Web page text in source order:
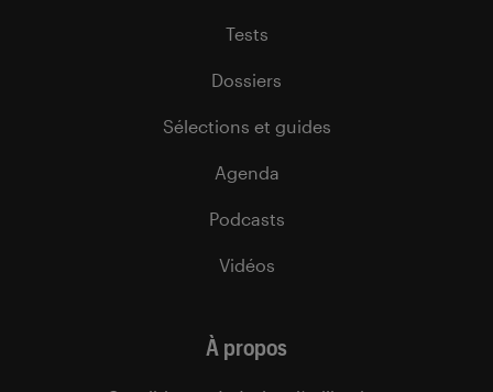
Tests
Dossiers
Sélections et guides
Agenda
Podcasts
Vidéos
À propos